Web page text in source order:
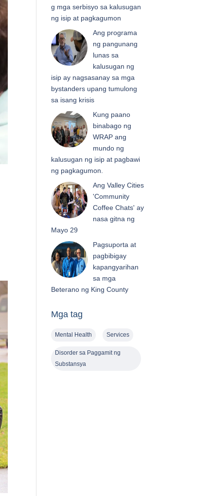
g mga serbisyo sa kalusugan
ng isip at pagkagumon
Ang programa
ng pangunang
lunas sa
kalusugan ng
isip ay nagsasanay sa mga
bystanders upang tumulong
sa isang krisis
Kung paano
binabago ng
WRAP ang
mundo ng
kalusugan ng isip at pagbawi
ng pagkagumon.
Ang Valley Cities
'Community
Coffee Chats' ay
nasa gitna ng
Mayo 29
Pagsuporta at
pagbibigay
kapangyarihan
sa mga
Beterano ng King County
Mga tag
Mental Health Services
Disorder sa Paggamit ng
Substansya